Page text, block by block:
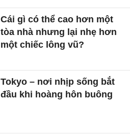
Cái gì có thể cao hơn một
tòa nhà nhưng lại nhẹ hơn
một chiếc lông vũ?
Tokyo – nơi nhịp sống bắt
đầu khi hoàng hôn buông